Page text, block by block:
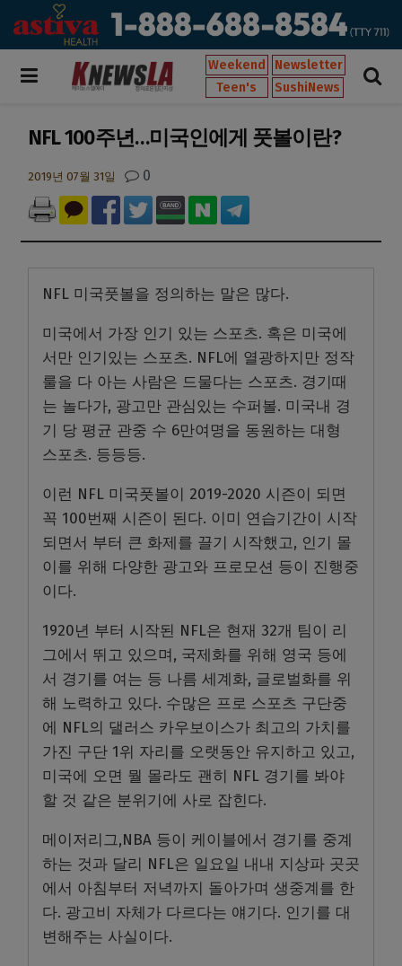
Weekend
Newsletter
Teen's
SushiNews
NFL 100주년…미국인에게 풋볼이란?
2019년 07월 31일 0
NFL 미국풋볼을 정의하는 말은 많다.
미국에서 가장 인기 있는 스포츠. 혹은 미국에
서만 인기있는 스포츠. NFL에 열광하지만 정작
룰을 다 아는 사람은 드물다는 스포츠. 경기때
는 놀다가, 광고만 관심있는 수퍼볼. 미국내 경
기 당 평균 관중 수 6만여명을 동원하는 대형
스포츠. 등등등.
이런 NFL 미국풋볼이 2019-2020 시즌이 되면
꼭 100번째 시즌이 된다. 이미 연습기간이 시작
되면서 부터 큰 화제를 끌기 시작했고, 인기 몰
이를 위해 다양한 광고와 프로모션 등이 진행중
이다.
1920년 부터 시작된 NFL은 현재 32개 팀이 리
그에서 뛰고 있으며, 국제화를 위해 영국 등에
서 경기를 여는 등 나름 세계화, 글로벌화를 위
해 노력하고 있다. 수많은 프로 스포츠 구단중
에 NFL의 댈러스 카우보이스가 최고의 가치를
가진 구단 1위 자리를 오랫동안 유지하고 있고,
미국에 오면 뭘 몰라도 괜히 NFL 경기를 봐야
할 것 같은 분위기에 사로 잡힌다.
메이저리그,NBA 등이 케이블에서 경기를 중계
하는 것과 달리 NFL은 일요일 내내 지상파 곳곳
에서 아침부터 저녁까지 돌아가며 생중계를 한
다. 광고비 자체가 다르다는 얘기다. 인기를 대
변해주는 사실이다.